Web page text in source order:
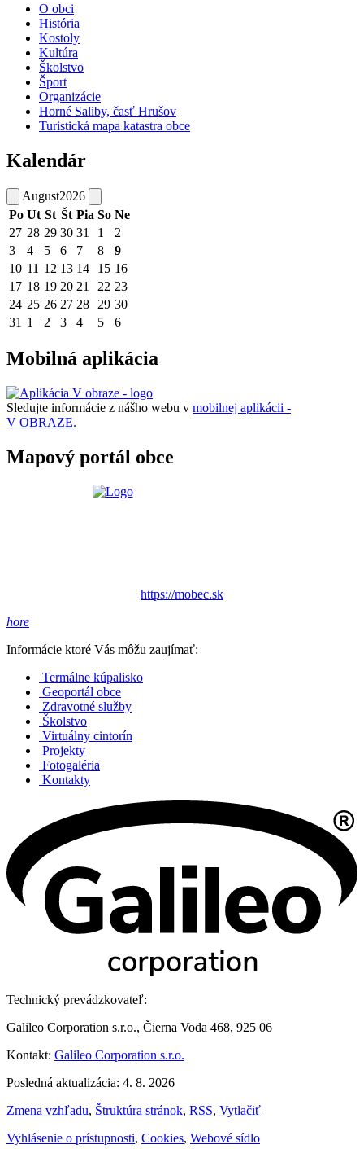
O obci
História
Kostoly
Kultúra
Školstvo
Šport
Organizácie
Horné Saliby, časť Hrušov
Turistická mapa katastra obce
Kalendár
August2026
Po Ut St Št Pia So Ne
27 28 29 30 31 1
2
3
4 5 6 7 8
9
10 11 12 13 14 15 16
17 18 19 20 21 22 23
24 25 26 27 28 29 30
31 1 2 3 4 5 6
Mobilná aplikácia
Sledujte informácie z nášho webu v mobilnej aplikácii -
V OBRAZE.
Mapový portál obce
https://mobec.sk
hore
Informácie ktoré Vás môžu zaujímať:
Termálne kúpalisko
Geoportál obce
Zdravotné služby
Školstvo
Virtuálny cintorín
Projekty
Fotogaléria
Kontakty
Technický prevádzkovateľ:
Galileo Corporation s.r.o., Čierna Voda 468, 925 06
Kontakt: Galileo Corporation s.r.o.
Posledná aktualizácia: 4. 8. 2026
Zmena vzhľadu, Štruktúra stránok, RSS, Vytlačiť
Vyhlásenie o prístupnosti, Cookies, Webové sídlo